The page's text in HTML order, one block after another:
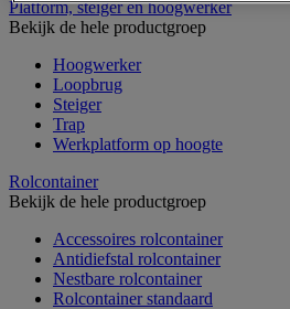
Platform, steiger en hoogwerker
Bekijk de hele productgroep
Hoogwerker
Loopbrug
Steiger
Trap
Werkplatform op hoogte
Rolcontainer
Bekijk de hele productgroep
Accessoires rolcontainer
Antidiefstal rolcontainer
Nestbare rolcontainer
Rolcontainer standaard